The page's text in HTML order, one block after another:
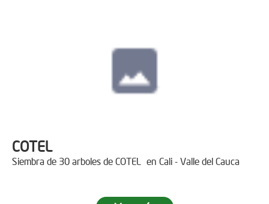
COTEL
Siembra de 30 arboles de COTEL en Cali - Valle del Cauca